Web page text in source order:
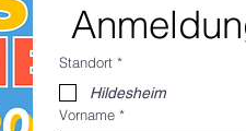
Standort *
Hildesheim
Vorname *